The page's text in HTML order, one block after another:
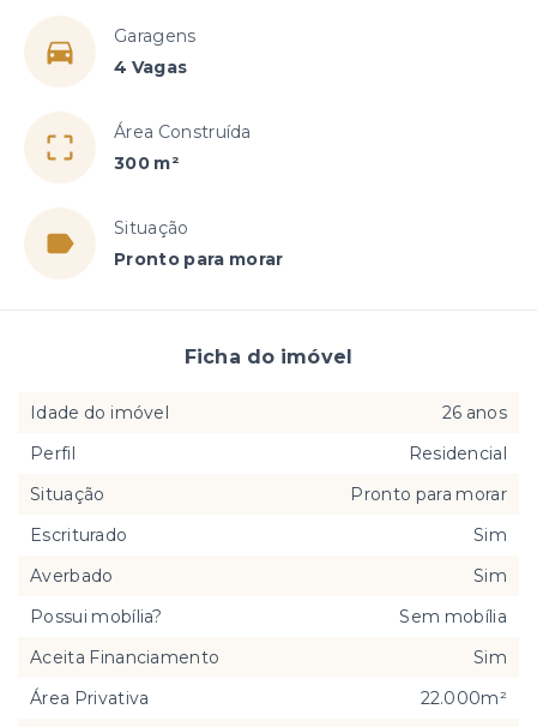
Garagens
4 Vagas
Área Construída
300 m²
Situação
Pronto para morar
Ficha do imóvel
Idade do imóvel
26 anos
Perfil
Residencial
Situação
Pronto para morar
Escriturado
Sim
Averbado
Sim
Possui mobília?
Sem mobília
Aceita Financiamento
Sim
Área Privativa
22.000m²